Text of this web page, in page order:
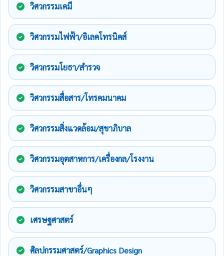
วิศวกรรมเคมี
วิศวกรรมไฟฟ้า/อิเลคโทรนิคส์
วิศวกรรมโยธา/สำรวจ
วิศวกรรมสื่อสาร/โทรคมนาคม
วิศวกรรมสิ่งแวดล้อม/สุขาภิบาล
วิศวกรรมอุตสาหการ/เครื่องกล/โรงงาน
วิศวกรรมสาขาอื่นๆ
เศรษฐศาสตร์
ศิลปกรรมศาสตร์/Graphics Design